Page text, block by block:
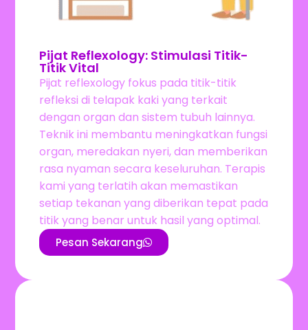
Pijat Reflexology: Stimulasi Titik-
Titik Vital
Pijat reflexology fokus pada titik-titik
refleksi di telapak kaki yang terkait
dengan organ dan sistem tubuh lainnya.
Teknik ini membantu meningkatkan fungsi
organ, meredakan nyeri, dan memberikan
rasa nyaman secara keseluruhan. Terapis
kami yang terlatih akan memastikan
setiap tekanan yang diberikan tepat pada
titik yang benar untuk hasil yang optimal.
Pesan Sekarang